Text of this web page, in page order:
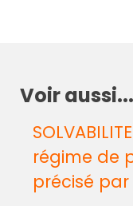
Voir aussi...
régime de
précisé par